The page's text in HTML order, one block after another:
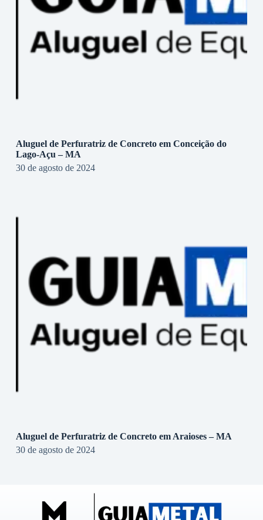
Aluguel de Perfuratriz de Concreto em Conceição do
Lago-Açu – MA
30 de agosto de 2024
Aluguel de Perfuratriz de Concreto em Araioses – MA
30 de agosto de 2024